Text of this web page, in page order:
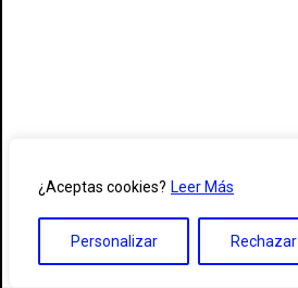
¿Aceptas cookies? Leer Más
Personalizar Rechazar